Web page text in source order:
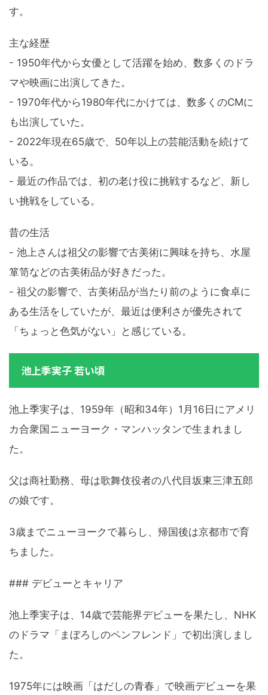
す。
主な経歴
- 1950年代から女優として活躍を始め、数多くのドラ
マや映画に出演してきた。
- 1970年代から1980年代にかけては、数多くのCMに
も出演していた。
- 2022年現在65歳で、50年以上の芸能活動を続けて
いる。
- 最近の作品では、初の老け役に挑戦するなど、新し
い挑戦をしている。
昔の生活
- 池上さんは祖父の影響で古美術に興味を持ち、水屋
箪笥などの古美術品が好きだった。
- 祖父の影響で、古美術品が当たり前のように食卓に
ある生活をしていたが、最近は便利さが優先されて
「ちょっと色気がない」と感じている。
池上季実子 若い頃
池上季実子は、1959年（昭和34年）1月16日にアメリ
カ合衆国ニューヨーク・マンハッタンで生まれまし
た。
父は商社勤務、母は歌舞伎役者の八代目坂東三津五郎
の娘です。
3歳までニューヨークで暮らし、帰国後は京都市で育
ちました。
### デビューとキャリア
池上季実子は、14歳で芸能界デビューを果たし、NHK
のドラマ「まぼろしのペンフレンド」で初出演しまし
た。
1975年には映画「はだしの青春」で映画デビューを果